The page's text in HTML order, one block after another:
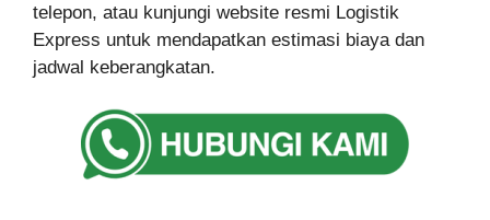
telepon, atau kunjungi website resmi Logistik
Express untuk mendapatkan estimasi biaya dan
jadwal keberangkatan.